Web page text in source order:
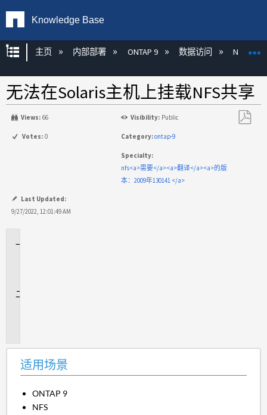
Knowledge Base
扩展/隐缩全局层次
主页 内部部署 ONTAP 9 数据访问 NAS
无法在Solaris主机上挂载NFS共享
Views: 66 Visibility: Public
Votes: 0 Category:ontap-9
Specialty:
nfs<a>需要</a><a>翻译</a><a>的版
本：2009年130141 </a>
Last Updated:
9/27/2022, 12:01:49 AM
适用场景
ONTAP 9
NFS